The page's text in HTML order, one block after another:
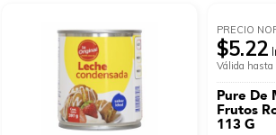
PRECIO
$5.22
Válida
Pure De
Frutos
113 G